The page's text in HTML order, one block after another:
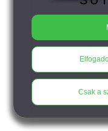
Csak a